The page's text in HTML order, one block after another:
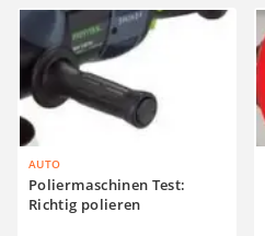
AUTO
Poliermaschinen Test:
Richtig polieren